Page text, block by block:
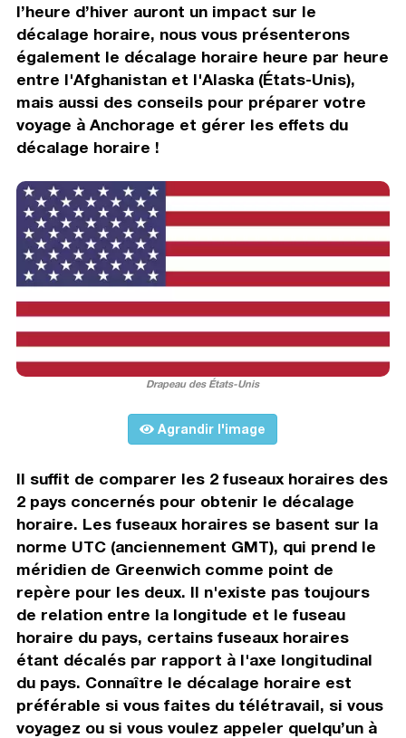
l’heure d’hiver auront un impact sur le
décalage horaire, nous vous présenterons
également le décalage horaire heure par heure
entre l'Afghanistan et l'Alaska (États-Unis),
mais aussi des conseils pour préparer votre
voyage à Anchorage et gérer les effets du
décalage horaire !
Drapeau des États-Unis
Agrandir l'image
Il suffit de comparer les 2 fuseaux horaires des
2 pays concernés pour obtenir le décalage
horaire. Les fuseaux horaires se basent sur la
norme UTC (anciennement GMT), qui prend le
méridien de Greenwich comme point de
repère pour les deux. Il n'existe pas toujours
de relation entre la longitude et le fuseau
horaire du pays, certains fuseaux horaires
étant décalés par rapport à l'axe longitudinal
du pays. Connaître le décalage horaire est
préférable si vous faites du télétravail, si vous
voyagez ou si vous voulez appeler quelqu’un à